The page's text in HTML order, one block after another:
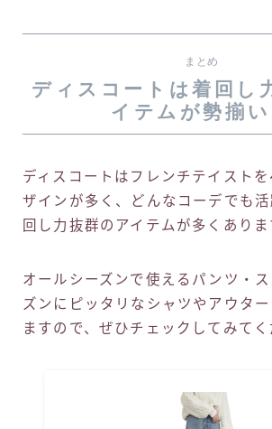
まとめ
ディスコートは着回し
イテムが勢揃い
ディスコートはフレンチテイスト
ザインが多く、どんなコーデでも
回し力抜群のアイテムが多くありま
オールシーズンで使えるパンツ・
ズンにピッタリなシャツやアウタ
ますので、ぜひチェックしてみてく